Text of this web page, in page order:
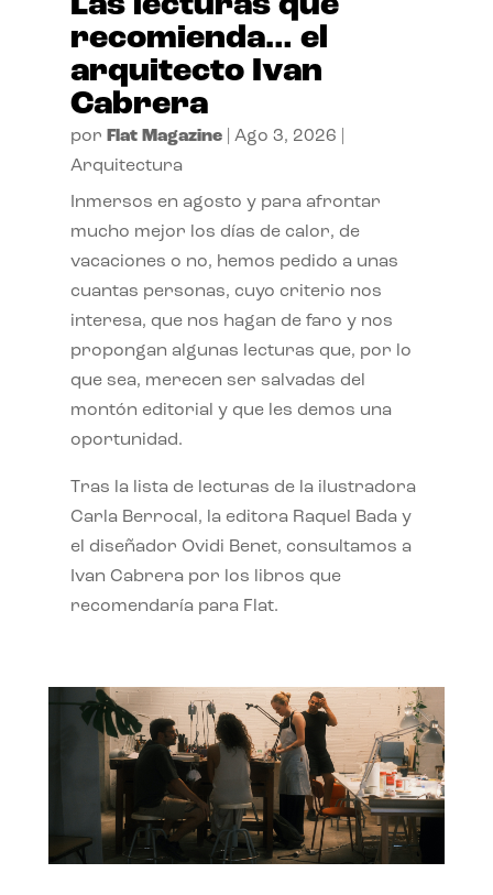
recomienda… el
arquitecto Ivan
Cabrera
por Flat Magazine| Ago 3, 2026
Arquitectura
Inmersos en agosto y para afrontar
mucho mejor los días de calor, de
vacaciones o no, hemos pedido a unas
cuantas personas, cuyo criterio nos
interesa, que nos hagan de faro y nos
propongan algunas lecturas que, por lo
que sea, merecen ser salvadas del
montón editorial y que les demos una
oportunidad.
Tras la lista de lecturas de la ilustradora
Carla Berrocal, la editora Raquel Bada y
el diseñador Ovidi Benet, consultamos a
Ivan Cabrera por los libros que
recomendaría para Flat.